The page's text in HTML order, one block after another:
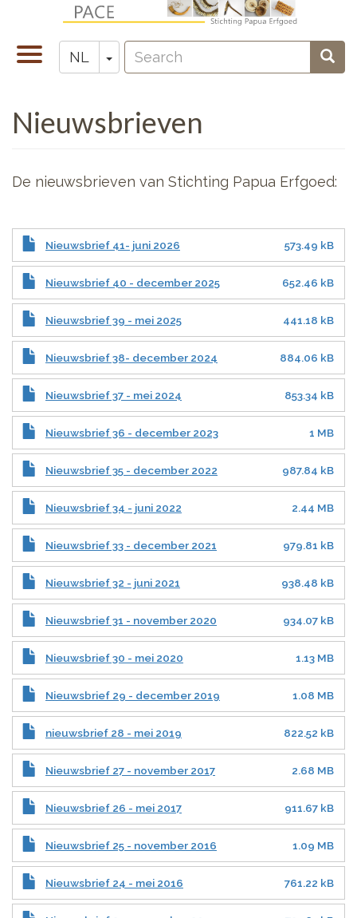
naar
gaan
Navigatie
wisselen
NL Toggle Dropdown
Zoeken
Search
Nieuwsbrieven
De nieuwsbrieven van Stichting Papua Erfgoed:
Nieuwsbrief 41- juni 2026 573.49 kB
Nieuwsbrief 40 - december 2025 652.46 kB
Nieuwsbrief 39 - mei 2025 441.18 kB
Nieuwsbrief 38- december 2024 884.06 kB
Nieuwsbrief 37 - mei 2024 853.34 kB
Nieuwsbrief 36 - december 2023 1 MB
Nieuwsbrief 35 - december 2022 987.84 kB
Nieuwsbrief 34 - juni 2022 2.44 MB
Nieuwsbrief 33 - december 2021 979.81 kB
Nieuwsbrief 32 - juni 2021 938.48 kB
Nieuwsbrief 31 - november 2020 934.07 kB
Nieuwsbrief 30 - mei 2020 1.13 MB
Nieuwsbrief 29 - december 2019 1.08 MB
nieuwsbrief 28 - mei 2019 822.52 kB
Nieuwsbrief 27 - november 2017 2.68 MB
Nieuwsbrief 26 - mei 2017 911.67 kB
Nieuwsbrief 25 - november 2016 1.09 MB
Nieuwsbrief 24 - mei 2016 761.22 kB